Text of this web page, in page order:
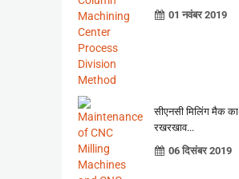
01 नवंबर 2019
सीएनसी मिलिंग मैक का
रखरखाव...
06 दिसंबर 2019